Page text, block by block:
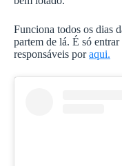
Funciona todos os dias
partem de lá. É só
responsáveis poraqui.